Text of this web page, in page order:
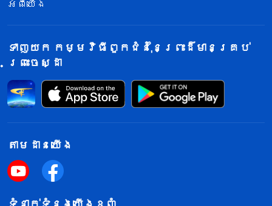
អំពីយើង
ទាញយក កម្មវិធីពួកជំនុំនៃព្រះដ៏មានគ្រប់
ព្រះចេស្ដា
តាម​ដាន​យើង​